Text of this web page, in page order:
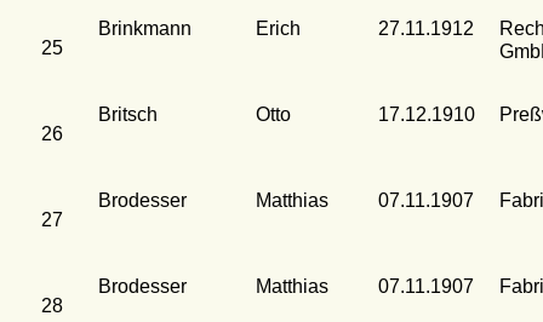
25
Brinkmann Erich 27.11.1912
26
Britsch Otto 17.12.1910
27
Brodesser Matthias 07.11.1907
28
Brodesser Matthias 07.11.1907